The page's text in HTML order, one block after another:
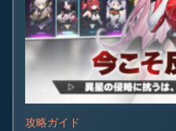
攻略ガイド